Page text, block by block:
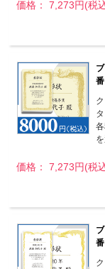
価格： 7,273円(税
価格： 7,273円(税